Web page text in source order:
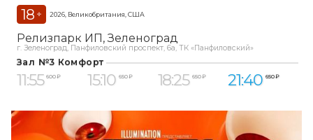
18 + 2026, Великобритания, США
Релизпарк ИП Зеленоград
г. Зеленоград, Панфиловский проспект, 6а, ТК «Панфиловский»
Зал №3 Комфорт
11:55 600 ₽ 15:10 650 ₽ 18:25 650 ₽ 21:40 650 ₽